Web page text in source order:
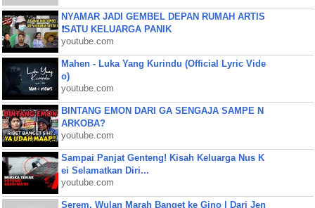
NYAMAR JADI GEMBEL DEPAN RUMAH ARTIS
❗SATU KELUARGA PANIK
youtube.com
Mahen - Luka Yang Kurindu (Official Lyric Vide
o)
youtube.com
BINTANG EMON DARI GA SENGAJA SAMPE N
ARKOBA?
youtube.com
Sampai Panjat Genteng! Kisah Keluarga Nus K
ei Selamatkan Diri...
youtube.com
Serem, Wulan Marah Banget ke Gino | Dari Jen